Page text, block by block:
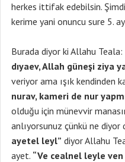
herkes ittifak edebilsin.
kerime yani onuncu sure 5.
Burada diyor ki Allahu Teala:
dıyaev, Allah güneşi ziya
veriyor ama ışık kendinden
nurav, kameri de nur
olduğu için münevvir
anlıyorsunuz çünkü ne diyor
ayetel leyl” diyor Allahu
ayet. “Ve cealnel leyle